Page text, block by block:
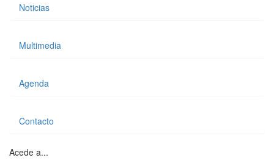
Noticias
Multimedia
Agenda
Contacto
Acede a...